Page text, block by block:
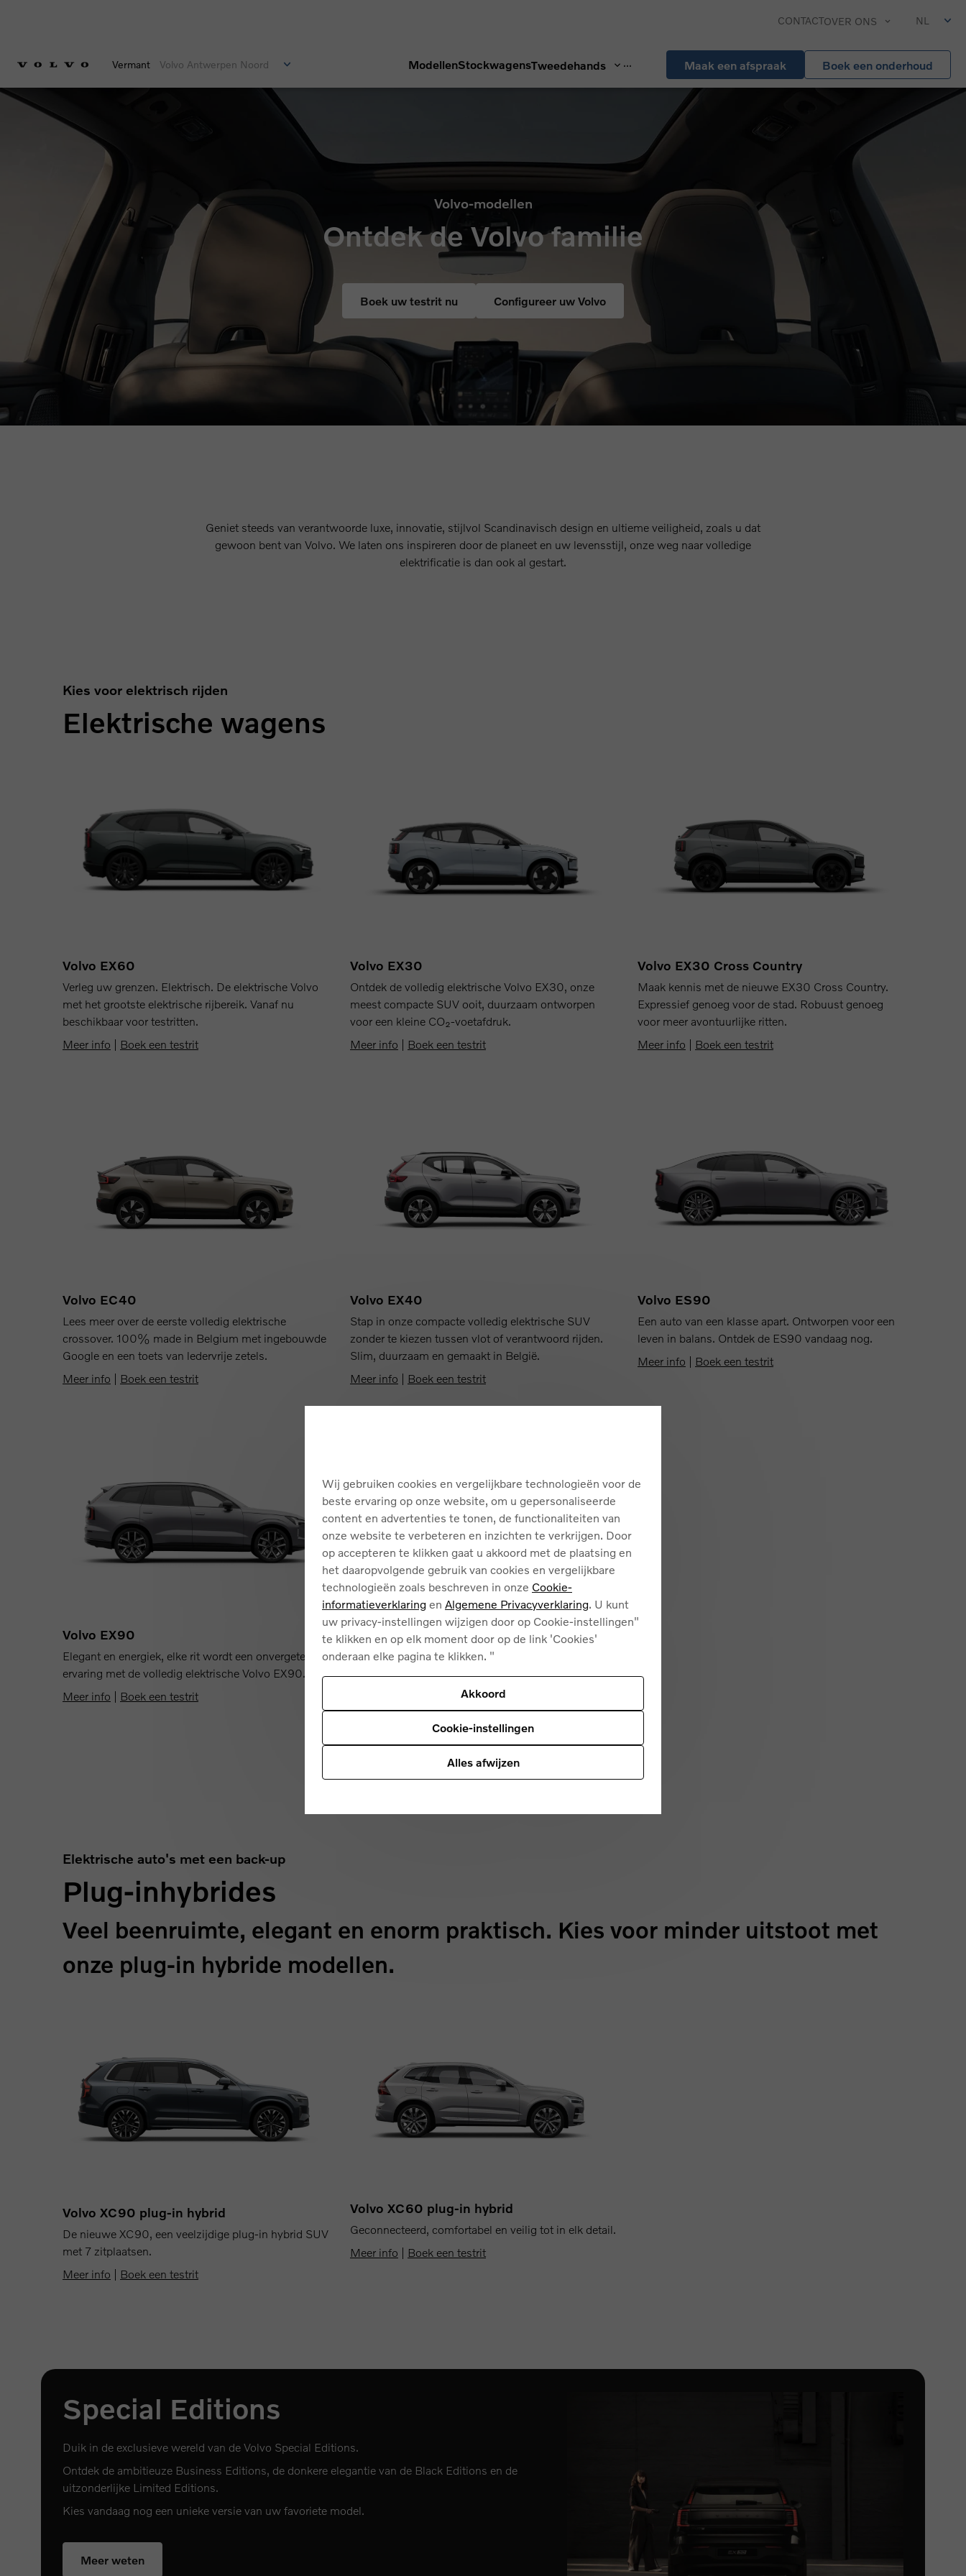
CONTACTOVER ONS NL
Vermant Volvo Antwerpen Noord ModellenStockwagensTweedehands Maak een afspraak Boek een onderhoud
Volvo-modellen
Ontdek de Volvo familie
Boek uw testrit nu Configureer uw Volvo
Geniet steeds van verantwoorde luxe, innovatie, stijlvol Scandinavisch design en ultieme veiligheid, zoals u dat
gewoon bent van Volvo. We laten ons inspireren door de planeet en uw levensstijl, onze weg naar volledige
elektrificatie is dan ook al gestart.
Kies voor elektrisch rijden
Elektrische wagens
Volvo EX60
Verleg uw grenzen. Elektrisch. De elektrische Volvo
met het grootste elektrische rijbereik. Vanaf nu
beschikbaar voor testritten.
Meer info | Boek een testrit
Volvo EX30
Ontdek de volledig elektrische Volvo EX30, onze
meest compacte SUV ooit, duurzaam ontworpen
voor een kleine CO₂-voetafdruk.
Meer info | Boek een testrit
Volvo EX30 Cross Country
Maak kennis met de nieuwe EX30 Cross Country.
Expressief genoeg voor de stad. Robuust genoeg
voor meer avontuurlijke ritten.
Meer info | Boek een testrit
Volvo EC40
Lees meer over de eerste volledig elektrische
crossover. 100% made in Belgium met ingebouwde
Google en een toets van ledervrije zetels.
Meer info
Boek een testrit
Volvo EX40
Stap in onze compacte volledig elektrische SUV
zonder te kiezen tussen vlot of verantwoord rijden.
Slim, duurzaam en gemaakt in België.
Meer info
Boek een testrit
Volvo ES90
Een auto van een klasse apart. Ontworpen voor een
leven in balans. Ontdek de ES90 vandaag nog.
Meer info
Boek een testrit
Volvo EX90
Elegant en energiek, elke rit wordt een onvergetelijke
ervaring met de volledig elektrische Volvo EX90.
Meer info | Boek een testrit
Elektrische auto's met een back-up
Plug-inhybrides
Veel beenruimte, elegant en enorm praktisch. Kies voor minder uitstoot met
onze plug-in hybride modellen.
Volvo XC90 plug-in hybrid
De nieuwe XC90, een veelzijdige plug-in hybrid SUV
met 7 zitplaatsen.
Meer info
Boek een testrit
Volvo XC60 plug-in hybrid
Geconnecteerd, comfortabel en veilig tot in elk detail.
Meer info
Boek een testrit
Special Editions
Duik in de exclusieve wereld van de Volvo Special Editions.
Ontdek de ambitieuze Business Editions, de donkere elegantie van de Black Editions en de
uitzonderlijke Limited Editions.
Kies vandaag nog een unieke versie van uw favoriete model.
Meer weten
Wij gebruiken cookies en vergelijkbare technologieën voor de
beste ervaring op onze website, om u gepersonaliseerde
content en advertenties te tonen, de functionaliteiten van
onze website te verbeteren en inzichten te verkrijgen. Door
op accepteren te klikken gaat u akkoord met de plaatsing en
het daaropvolgende gebruik van cookies en vergelijkbare
technologieën zoals beschreven in onze Cookie-
informatieverklaring en Algemene Privacyverklaring. U kunt
uw privacy-instellingen wijzigen door op Cookie-instellingen"
te klikken en op elk moment door op de link 'Cookies'
onderaan elke pagina te klikken. "
Akkoord
Cookie-instellingen
Alles afwijzen